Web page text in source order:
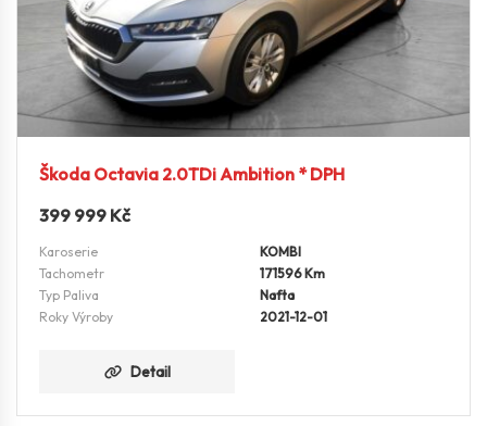
Škoda Octavia 2.0TDi Ambition * DPH
399 999 Kč
Karoserie
KOMBI
Tachometr
171596 Km
Typ Paliva
Nafta
Roky Výroby
2021-12-01
Detail